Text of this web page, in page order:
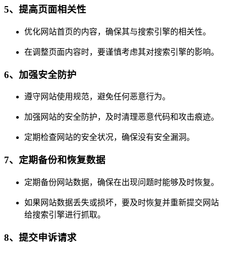
5、提高页面相关性
优化网站首页的内容，确保其与搜索引擎的相关性。
在调整页面内容时，要谨慎考虑其对搜索引擎的影响。
6、加强安全防护
遵守网站使用规范，避免任何恶意行为。
加强网站的安全防护，及时清理恶意代码和攻击痕迹。
定期检查网站的安全状况，确保没有安全漏洞。
7、定期备份和恢复数据
定期备份网站数据，确保在出现问题时能够及时恢复。
如果网站数据丢失或损坏，要及时恢复并重新提交网站
给搜索引擎进行抓取。
8、提交申诉请求